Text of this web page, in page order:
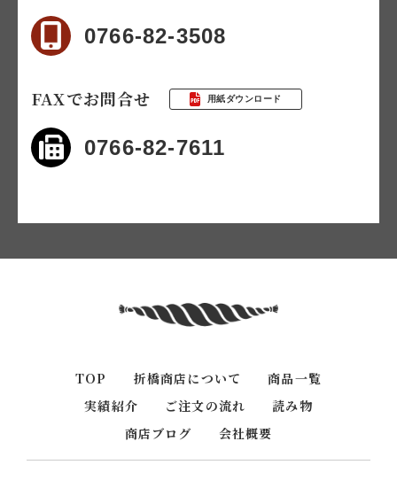
0766-82-3508
FAXでお問合せ 用紙ダウンロード
0766-82-7611
TOP 折橋商店について
商品一覧
実績紹介
ご注文の流れ
読み物
商店ブログ
会社概要